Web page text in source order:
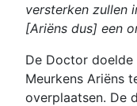
versterken zullen
[Ariëns dus] een
De Doctor
Meurkens Ariëns
overplaatsen. De